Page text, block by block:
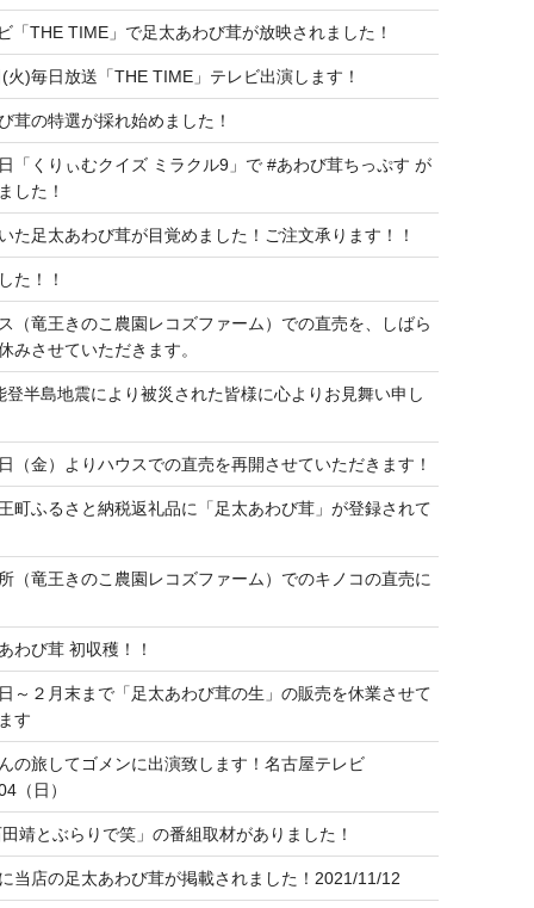
「THE TIME」で足太あわび茸が放映されました！
火)毎日放送「THE TIME」テレビ出演します！
茸の特選が採れ始めました！
「くりぃむクイズ ミラクル9」で #あわび茸ちっぷす が
した！
た足太あわび茸が目覚めました！ご注文承ります！！
た！！
（竜王きのこ農園レコズファーム）での直売を、しばら
みさせていただきます。
登半島地震により被災された皆様に心よりお見舞い申し
（金）よりハウスでの直売を再開させていただきます！
町ふるさと納税返礼品に「足太あわび茸」が登録されて
（竜王きのこ農園レコズファーム）でのキノコの直売に
わび茸 初収穫！！
～２月末まで「足太あわび茸の生」の販売を休業させて
す
の旅してゴメンに出演致します！名古屋テレビ
（日）
靖とぶらりで笑」の番組取材がありました！
当店の足太あわび茸が掲載されました！2021/11/12